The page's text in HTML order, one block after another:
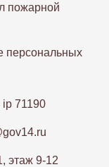
пожарной
персональных
71190
этаж 9-12